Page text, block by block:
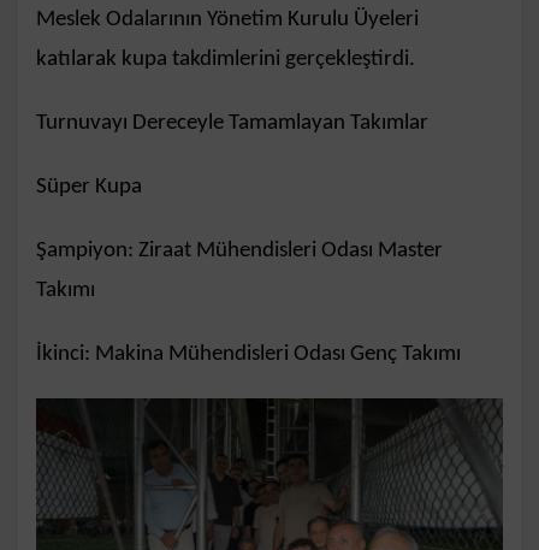
Meslek Odalarının Yönetim Kurulu Üyeleri
katılarak kupa takdimlerini gerçekleştirdi.
Turnuvayı Dereceyle Tamamlayan Takımlar
Süper Kupa
Şampiyon: Ziraat Mühendisleri Odası Master
Takımı
İkinci: Makina Mühendisleri Odası Genç Takımı